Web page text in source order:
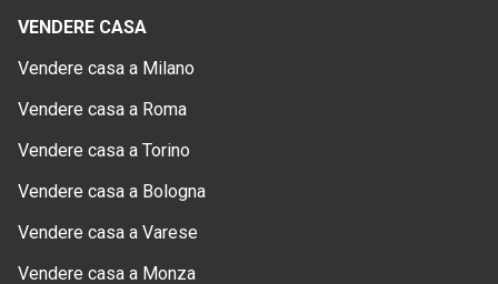
VENDERE CASA
Vendere casa a Milano
Vendere casa a Roma
Vendere casa a Torino
Vendere casa a Bologna
Vendere casa a Varese
Vendere casa a Monza